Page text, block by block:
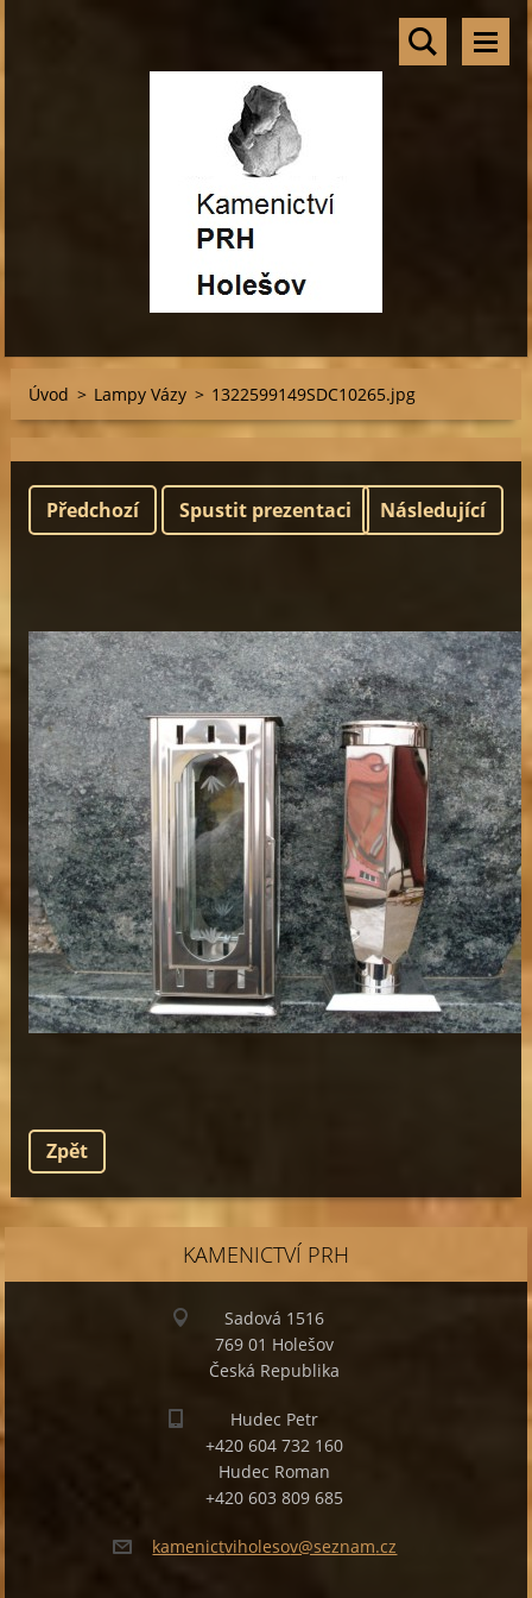
Úvod > Lampy Vázy > 1322599149SDC10265.jpg
Předchozí Spustit prezentaci Následující
Zpět
KAMENICTVÍ PRH
Sadová 1516
769 01 Holešov
Česká Republika
Hudec Petr
+420 604 732 160
Hudec Roman
+420 603 809 685
kamenictviholesov@seznam.cz